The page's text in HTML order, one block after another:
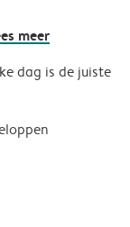
meer
dag is de juiste